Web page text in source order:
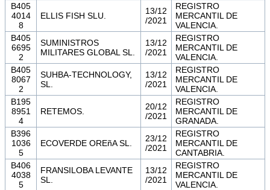
B405
4014
8
ELLIS FISH SLU.
13/12
/2021
REGISTRO
MERCANTIL DE
VALENCIA.
B405
6695
2
SUMINISTROS
MILITARES GLOBAL SL.
13/12
/2021
REGISTRO
MERCANTIL DE
VALENCIA.
B405
8067
2
SUHBA-TECHNOLOGY,
SL.
13/12
/2021
REGISTRO
MERCANTIL DE
VALENCIA.
B195
8951
4
RETEMOS.
20/12
/2021
REGISTRO
MERCANTIL DE
GRANADA.
B396
1036
5
ECOVERDE OREñA SL.
23/12
/2021
REGISTRO
MERCANTIL DE
CANTABRIA.
B406
4038
5
FRANSILOBA LEVANTE
SL.
13/12
/2021
REGISTRO
MERCANTIL DE
VALENCIA.